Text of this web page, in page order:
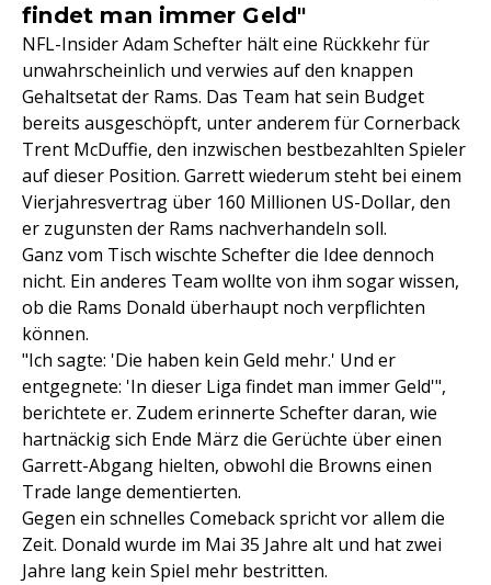
findet man immer Geld"
NFL-Insider Adam Schefter hält eine Rückkehr für
unwahrscheinlich und verwies auf den knappen
Gehaltsetat der Rams. Das Team hat sein Budget
bereits ausgeschöpft, unter anderem für Cornerback
Trent McDuffie, den inzwischen bestbezahlten Spieler
auf dieser Position. Garrett wiederum steht bei einem
Vierjahresvertrag über 160 Millionen US-Dollar, den
er zugunsten der Rams nachverhandeln soll.
Ganz vom Tisch wischte Schefter die Idee dennoch
nicht. Ein anderes Team wollte von ihm sogar wissen,
ob die Rams Donald überhaupt noch verpflichten
können.
"Ich sagte: 'Die haben kein Geld mehr.' Und er
entgegnete: 'In dieser Liga findet man immer Geld'",
berichtete er. Zudem erinnerte Schefter daran, wie
hartnäckig sich Ende März die Gerüchte über einen
Garrett-Abgang hielten, obwohl die Browns einen
Trade lange dementierten.
Gegen ein schnelles Comeback spricht vor allem die
Zeit. Donald wurde im Mai 35 Jahre alt und hat zwei
Jahre lang kein Spiel mehr bestritten.